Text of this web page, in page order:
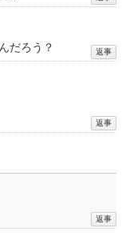
だろう？